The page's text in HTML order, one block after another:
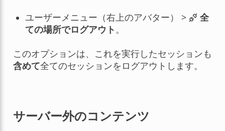
ユーザーメニュー（右上のアバター） >
全
ての場所でログアウト。
このオプションは、これを実行したセッションも
含めて全てのセッションをログアウトします。
サーバー外のコンテンツ